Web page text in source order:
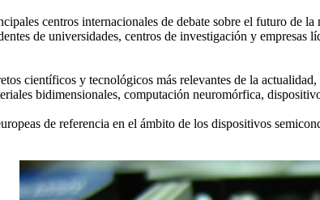
centros internacionales de debate sobre el futuro de
de universidades, centros de investigación y
científicos y tecnológicos más relevantes de la
bidimensionales, computación neuromórfica,
de referencia en el ámbito de los dispositivos